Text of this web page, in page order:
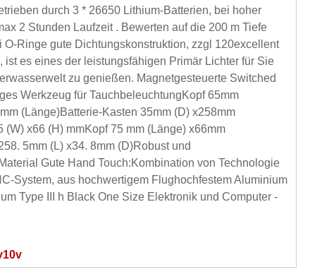
durch 3 * 26650 Lithium-Batterien, bei hoher
2 Stunden Laufzeit . Bewerten auf die 200 m Tiefe
O-Ringe gute Dichtungskonstruktion, zzgl 120excellent
ist es eines der leistungsfähigen Primär Lichter für Sie
zu genießen. Magnetgesteuerte Switched
Werkzeug für TauchbeleuchtungKopf 65mm
(Länge)Batterie-Kasten 35mm (D) x258mm
(W) x66 (H) mmKopf 75 mm (Länge) x66mm
5mm (L) x34. 8mm (D)Robust und
Gute Hand Touch:Kombination von Technologie
System, aus hochwertigem Flughochfestem Aluminium
Type III h Black One Size Elektronik und Computer -